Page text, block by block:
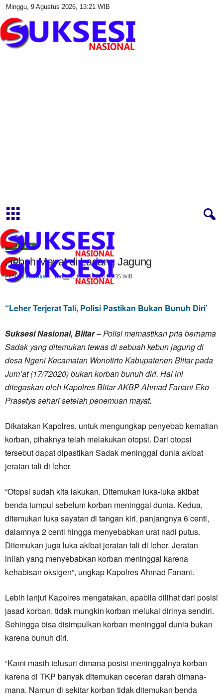
Minggu, 9 Agustus 2026, 13:21 WIB
Beranda Peristiwa
PERISTIWA
Heboh Mayat di Ladang Jagung
Penulis Redaksi- Minggu, 19 Juli 2020, 19:35 WIB
“Leher Terjerat Tali, Polisi Pastikan Bukan Bunuh Diri’
Suksesi Nasional, Blitar– Polisi memastikan pria bernama
Sadak yang ditemukan tewas di sebuah kebun jagung di
desa Ngeni Kecamatan Wonotirto Kabupatenen Blitar pada
Jum’at (17/72020) bukan korban bunuh diri. Hal ini
ditegaskan oleh Kapolres Blitar AKBP Ahmad Fanani Eko
Prasetya sehari setelah penemuan mayat.
Dikatakan Kapolres, untuk mengungkap penyebab kematian
korban, pihaknya telah melakukan otopsi. Dari otopsi
tersebut dapat dipastikan Sadak meninggal dunia akibat
jeratan tali di leher.
“Otopsi sudah kita lakukan. Ditemukan luka-luka akibat
benda tumpul sebelum korban meninggal dunia. Kedua,
ditemukan luka sayatan di tangan kiri, panjangnya 6 centi,
dalamnya 2 centi hingga menyebabkan urat nadi putus.
Ditemukan juga luka akibat jeratan tali di leher. Jeratan
inilah yang menyebabkan korban meninggal karena
kehabisan oksigen”, ungkap Kapolres Ahmad Fanani.
Lebih lanjut Kapolres mengatakan, apabila dilihat dari posisi
jasad korban, tidak mungkin korban melukai dirinya sendiri.
Sehingga bisa disimpulkan korban meninggal dunia bukan
karena bunuh diri.
“Kami masih telusuri dimana posisi meninggalnya korban
karena di TKP banyak ditemukan ceceran darah dimana-
mana. Namun di sekitar korban tidak ditemukan benda